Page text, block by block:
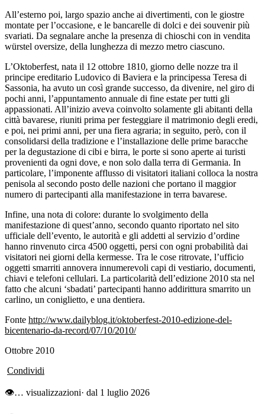
All’esterno poi, largo spazio anche ai divertimenti, con le giostre
montate per l’occasione, e le bancarelle di dolci e dei souvenir più
svariati. Da segnalare anche la presenza di chioschi con in vendita
würstel oversize, della lunghezza di mezzo metro ciascuno.
L’Oktoberfest, nata il 12 ottobre 1810, giorno delle nozze tra il
principe ereditario Ludovico di Baviera e la principessa Teresa di
Sassonia, ha avuto un così grande successo, da divenire, nel giro di
pochi anni, l’appuntamento annuale di fine estate per tutti gli
appassionati. All’inizio aveva coinvolto solamente gli abitanti della
città bavarese, riuniti prima per festeggiare il matrimonio degli eredi,
e poi, nei primi anni, per una fiera agraria; in seguito, però, con il
consolidarsi della tradizione e l’installazione delle prime baracche
per la degustazione di cibi e birra, le porte si sono aperte ai turisti
provenienti da ogni dove, e non solo dalla terra di Germania. In
particolare, l’imponente afflusso di visitatori italiani colloca la nostra
penisola al secondo posto delle nazioni che portano il maggior
numero di partecipanti alla manifestazione in terra bavarese.
Infine, una nota di colore: durante lo svolgimento della
manifestazione di quest’anno, secondo quanto riportato nel sito
ufficiale dell’evento, le autorità e gli addetti al servizio d’ordine
hanno rinvenuto circa 4500 oggetti, persi con ogni probabilità dai
visitatori nei giorni della kermesse. Tra le cose ritrovate, l’ufficio
oggetti smarriti annovera innumerevoli capi di vestiario, documenti,
chiavi e telefoni cellulari. La particolarità dell’edizione 2010 sta nel
fatto che alcuni ‘sbadati’ partecipanti hanno addirittura smarrito un
carlino, un coniglietto, e una dentiera.
Fonte http://www.dailyblog.it/oktoberfest-2010-edizione-del-
bicentenario-da-record/07/10/2010/
Ottobre 2010
Condividi
👁… visualizzazioni· dal 1 luglio 2026